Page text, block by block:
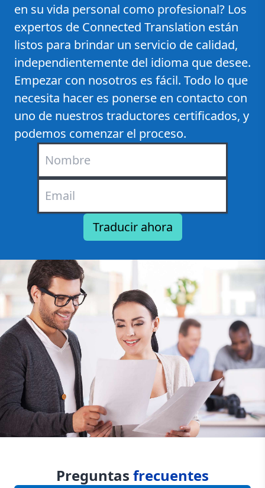
en su vida personal como profesional? Los
expertos de Connected Translation están
listos para brindar un servicio de calidad,
independientemente del idioma que desee.
Empezar con nosotros es fácil. Todo lo que
necesita hacer es ponerse en contacto con
uno de nuestros traductores certificados, y
podemos comenzar el proceso.
Preguntas frecuentes